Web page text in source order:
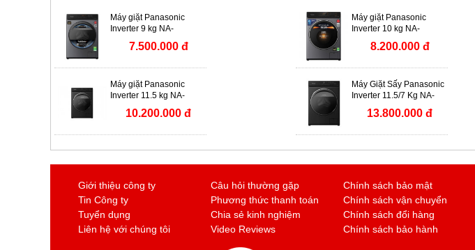
Máy giặt Panasonic
Inverter 9 kg NA-
V90FA1LVT
7.500.000 đ
Máy giặt Panasonic
Inverter 10 kg NA-
V10FA1LVT
8.200.000 đ
Máy giặt Panasonic
Inverter 11.5 kg NA-
V115FW1BV
10.200.000 đ
Máy Giặt Sấy Panasonic
Inverter 11.5/7 Kg NA-
S157FW1BV
13.800.000 đ
Giới thiệu công ty
Tin Công ty
Tuyển dụng
Liên hệ với chúng tôi
Câu hỏi thường gặp
Phương thức thanh toán
Chia sẻ kinh nghiệm
Video Reviews
Chính sách bảo mật
Chính sách vận chuyển
Chính sách đổi hàng
Chính sách bảo hành